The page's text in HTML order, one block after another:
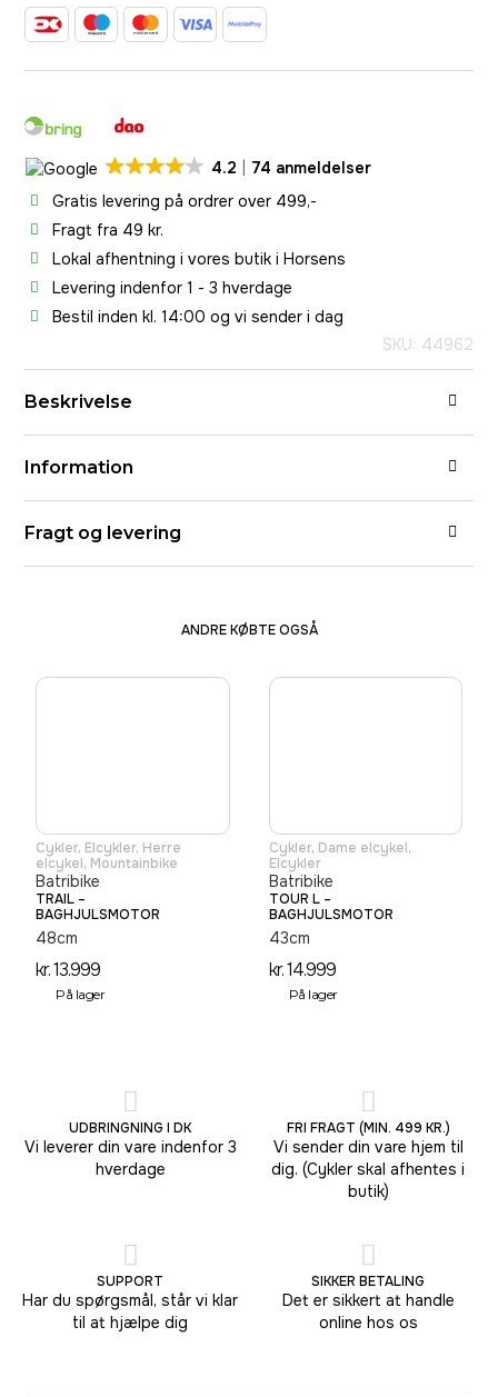
4.2
74 anmeldelser
Gratis levering på ordrer over 499,-
Fragt fra 49 kr.
Lokal afhentning i vores butik i Horsens
Levering indenfor 1 - 3 hverdage
Bestil inden kl. 14:00 og vi sender i dag
SKU: 44962
Beskrivelse
Information
Fragt og levering
ANDRE KØBTE OGSÅ
Cykler, Elcykler, Herre
elcykel, Mountainbike
Batribike
TRAIL –
BAGHJULSMOTOR
48cm
kr.13.999
På lager
Cykler, Dame elcykel,
Elcykler
Batribike
TOUR L –
BAGHJULSMOTOR
43cm
kr.14.999
På lager
UDBRINGNING I DK
Vi leverer din vare indenfor 3
hverdage
FRI FRAGT (MIN. 499 KR.)
Vi sender din vare hjem til
dig. (Cykler skal afhentes i
butik)
SUPPORT
Har du spørgsmål, står vi klar
til at hjælpe dig
SIKKER BETALING
Det er sikkert at handle
online hos os